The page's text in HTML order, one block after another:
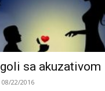
sa akuzativom
08/22/2016